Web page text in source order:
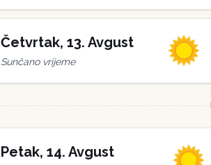
Četvrtak, 13. Avgust
Sunčano vrijeme
Petak, 14. Avgust